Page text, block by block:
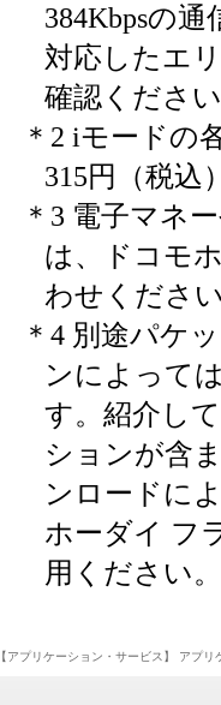
384Kbpsの
対応したエ
確認くださ
＊2 iモードの
315円（税込
＊3 電子マネ
は、ドコモ
わせくださ
＊4 別途パケ
ンによって
す。紹介し
ションが含
ンロードに
ホーダイ フ
用ください。
【アプリケーション・サービス】 アプリ